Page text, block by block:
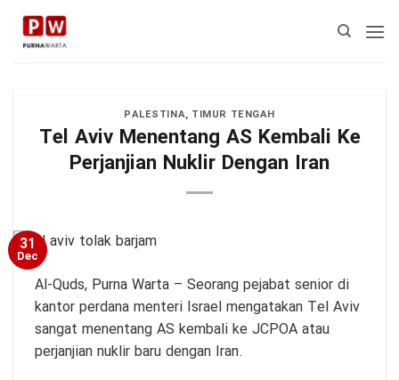
Skip
content
PALESTINA, TIMUR TENGAH
Tel Aviv Menentang AS Kembali Ke
Perjanjian Nuklir Dengan Iran
31
Dec
Al-Quds, Purna Warta – Seorang pejabat senior di
kantor perdana menteri Israel mengatakan Tel Aviv
sangat menentang AS kembali ke JCPOA atau
perjanjian nuklir baru dengan Iran.